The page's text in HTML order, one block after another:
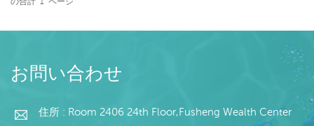
スタマイズ可能） 販売モ
ナ/40フィートコンテナ 支
払い：TT/С確認された取
送：入金確認後20日以内
最小。注文: 20 フィート
コンテナ / 40 フィート コ
ンテナ 支払い: TT / 確認済
み取消不能 LC 一覧で 発
原産地: 中国 ブランド:フー
ワンハング
お問い合わせ
住所 : Room 2406 24th Floor,Fusheng Wealth Center